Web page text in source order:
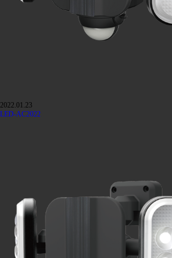
2022.01.23
LED-AC2022